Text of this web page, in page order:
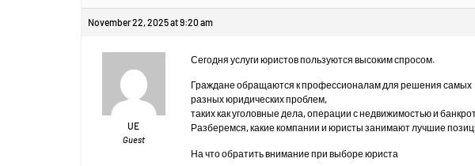
November 22, 2025 at 9:20 am
UE
Guest
Сегодня услуги юристов пользуются высоким спросом.
Граждане обращаются к профессионалам для решения самых
разных юридических проблем,
таких как уголовные дела, операции с недвижимостью и
Разберемся, какие компании и юристы занимают лучшие
На что обратить внимание при выборе юриста